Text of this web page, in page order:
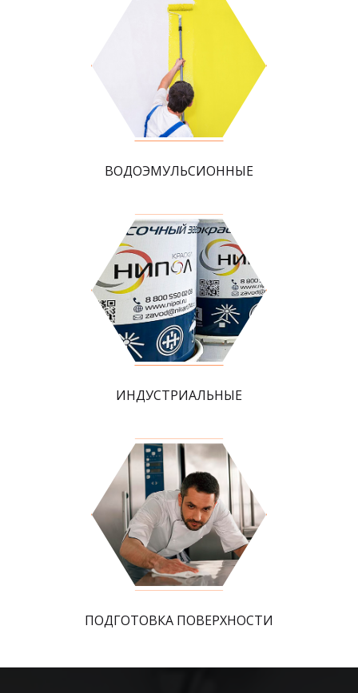
ВОДОЭМУЛЬСИОННЫЕ
ИНДУСТРИАЛЬНЫЕ
ПОДГОТОВКА ПОВЕРХНОСТИ